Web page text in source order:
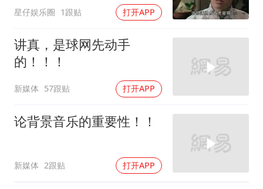
谢霆锋演唱会隔空祝王菲生日快乐
构建更高水平的全民健身公共服务体系
星仔娱乐圈 1跟贴 打开APP
讲真，是球网先动手
的！！！
新媒体 57跟贴 打开APP
论背景音乐的重要性！！
新媒体 2跟贴 打开APP